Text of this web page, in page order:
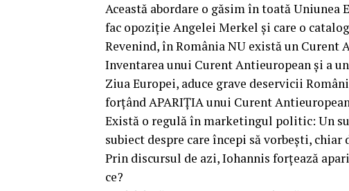
Această abordare o găsim în toată
fac opoziție Angelei Merkel și care o
Revenind, în România NU există un
Inventarea unui Curent Antieuropean și a
Ziua Europei, aduce grave deservicii
forțând APARIȚIA unui Curent
Există o regulă în marketingul politic: Un
subiect despre care începi să vorbești, chiar
Prin discursul de azi, Iohannis forțează
ce?